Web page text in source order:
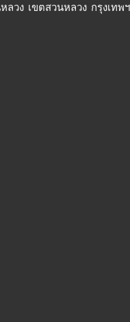
วง เขตสวนหลวง กรุงเทพฯ